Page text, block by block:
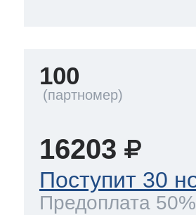
100
16203
Поступит 30
Предоплата 50%